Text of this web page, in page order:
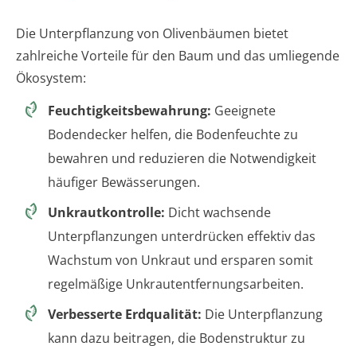
Die Unterpflanzung von Olivenbäumen bietet
zahlreiche Vorteile für den Baum und das umliegende
Ökosystem:
Feuchtigkeitsbewahrung: Geeignete
Bodendecker helfen, die Bodenfeuchte zu
bewahren und reduzieren die Notwendigkeit
häufiger Bewässerungen.
Unkrautkontrolle: Dicht wachsende
Unterpflanzungen unterdrücken effektiv das
Wachstum von Unkraut und ersparen somit
regelmäßige Unkrautentfernungsarbeiten.
Verbesserte Erdqualität: Die Unterpflanzung
kann dazu beitragen, die Bodenstruktur zu